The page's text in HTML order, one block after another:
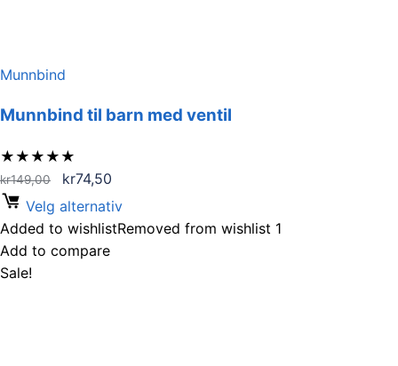
Munnbind
Munnbind til barn med ventil
★ ★ ★ ★ ★
kr149,00
Opprinnelig
pris
var:
kr149,00.
kr74,50
pris
er:
Velg alternativ
Added to wishlistRemoved from wishlist 1
Add to compare
Sale!